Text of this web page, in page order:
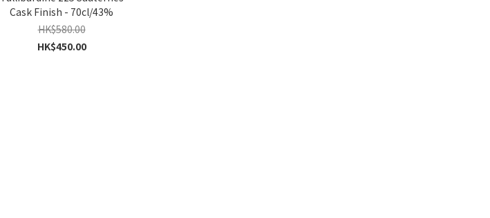
Cask Finish - 70cl/43%
HK$580.00
HK$450.00